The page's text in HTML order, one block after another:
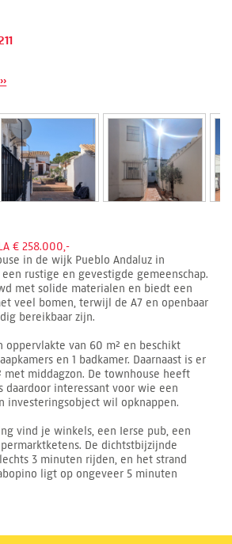
€ 258.000,-
in de wijk Pueblo Andaluz in
rustige en gevestigde gemeenschap.
met solide materialen en biedt een
veel bomen, terwijl de A7 en openbaar
bereikbaar zijn.
oppervlakte van 60 m² en beschikt
en 1 badkamer. Daarnaast is er
met middagzon. De townhouse heeft
daardoor interessant voor wie een
investeringsobject wil opknappen.
vind je winkels, een Ierse pub, een
De dichtstbijzijnde
3 minuten rijden, en het strand
ligt op ongeveer 5 minuten